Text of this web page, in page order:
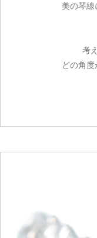
美の琴線
考
どの角度